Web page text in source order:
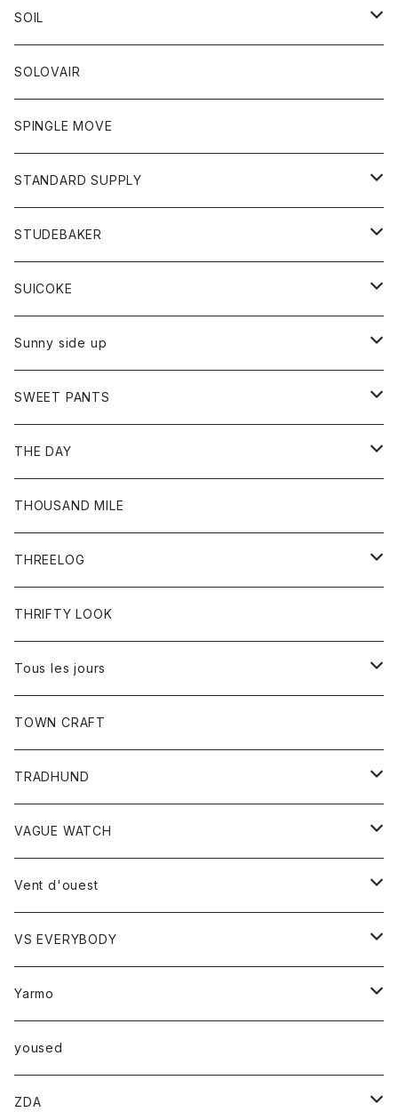
ワンピース
トップス
Tシャツ
トレーナー
ボトム
ショートパンツ
スカート
レディース
スカート
Tシャツ
アクセサリー
バック
カーディガン
コート
グッズ
ネクタイ
グローブ
アクセサリー
トップス
カットソー
カーディガン
ボトム
ショートパンツ
パンツ
レディース
カットソー
カーディガン
ワンピース
コート
ボトム
ジーンズ
チノパン
トップス
ポロシャツ
ベスト
靴
SOIL
靴
ワンピース
トップス
カットソー
ボトム
パンツ
オーバーオール
SOLOVAIR
SPINGLE MOVE
STANDARD SUPPLY
財布
バッグ
STUDEBAKER
アクセサリー
ブレスレット
リング
SUICOKE
ブーツ
サンダル
Sunny side up
アウター
Ｇジャン
ボトム
ジーンズ
SWEET PANTS
ボトム
ショートパンツ
THE DAY
トップス
Tシャツ
THOUSAND MILE
THREELOG
トップス
Tシャツ
THRIFTY LOOK
Tous les jours
トップス
レディース
カットソー
TOWN CRAFT
TRADHUND
セーター
ベスト
VAGUE WATCH
時計
Vent d'ouest
ボトム
スカート
トップス
ベスト
VS EVERYBODY
トップス
Ｔシャツ
Yarmo
アウター
コート
小物
yoused
ZDA